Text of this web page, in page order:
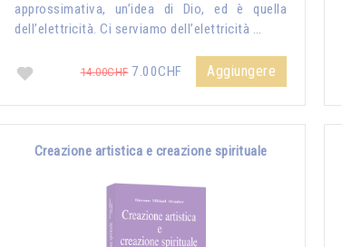
approssimativa, un’idea di Dio, ed è quella
dell’elettricità. Ci serviamo dell’elettricità …
14.00CHF7.00CHF Aggiungere
Creazione artistica e creazione spirituale